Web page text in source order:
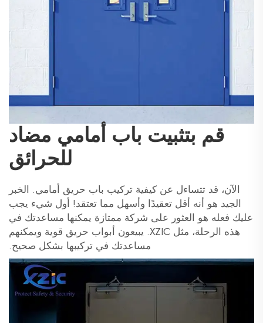
قم بتثبيت باب أمامي مضاد
للحرائق
الآن، قد تتساءل عن كيفية تركيب باب حريق أمامي. الخبر
الجيد هو أنه أقل تعقيدًا وأسهل مما تعتقد! أول شيء يجب
عليك فعله هو العثور على شركة ممتازة يمكنها مساعدتك في
هذه الرحلة، مثل XZIC. يبيعون أبواب حريق قوية ويمكنهم
مساعدتك في تركيبها بشكل صحيح.